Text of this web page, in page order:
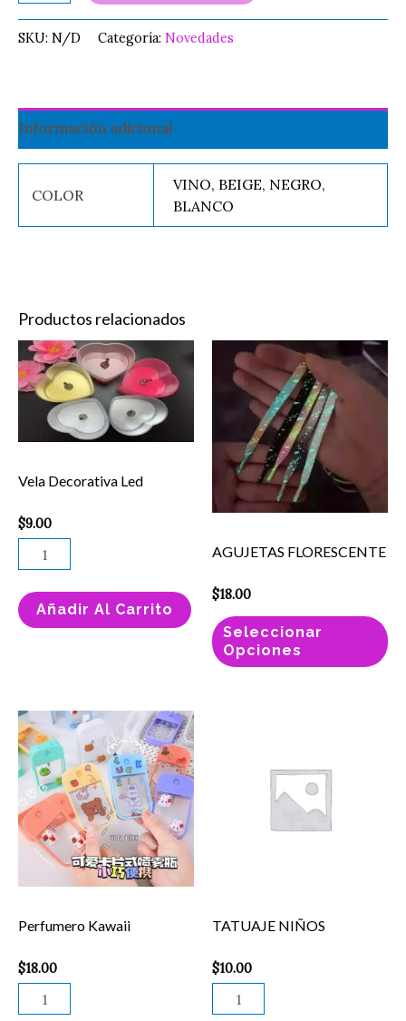
SKU: N/D Categoría: Novedades
Información adicional
COLOR
VINO, BEIGE, NEGRO,
BLANCO
Productos relacionados
Vela Decorativa Led
$9.00
Vela
Decorativa
Led
cantidad
Añadir Al Carrito
AGUJETAS FLORESCENTE
$18.00
Seleccionar
Opciones
la
Perfumero Kawaii
$18.00
Perfumero
Kawaii
cantidad
TATUAJE NIÑOS
$10.00
cantidad